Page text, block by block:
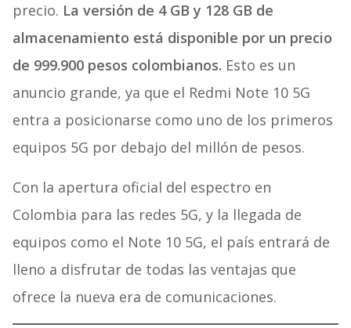
precio. La versión de 4 GB y 128 GB de
almacenamiento está disponible por un precio
de 999.900 pesos colombianos. Esto es un
anuncio grande, ya que el Redmi Note 10 5G
entra a posicionarse como uno de los primeros
equipos 5G por debajo del millón de pesos.
Con la apertura oficial del espectro en
Colombia para las redes 5G, y la llegada de
equipos como el Note 10 5G, el país entrará de
lleno a disfrutar de todas las ventajas que
ofrece la nueva era de comunicaciones.